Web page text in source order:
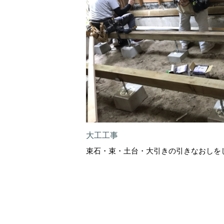
大工工事
束石・束・土台・大引きの引きなおしを